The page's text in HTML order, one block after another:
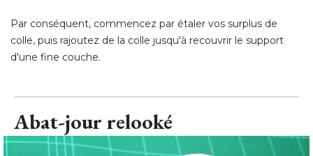
Par conséquent, commencez par étaler vos surplus de
colle, puis rajoutez de la colle jusqu'à recouvrir le support
d'une fine couche.
Abat-jour relooké